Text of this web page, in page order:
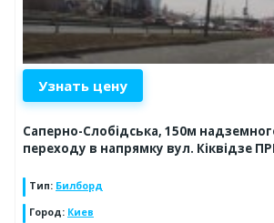
Узнать цену
Саперно-Слобідська, 150м
переходу в напрямку вул. Кіквідзе
Тип: Билборд
Город: Киев